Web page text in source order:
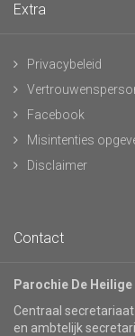
Extra
Privacybeleid
Facebook
Misintenties
Disclaimer
Contact
Parochie De
Centraal secretariaat
en ambtelijk